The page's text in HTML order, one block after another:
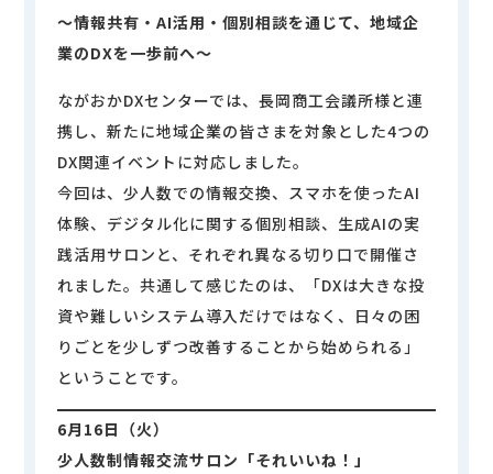
ページ
賛同団体・サポート企業様向けコンテンツの
閲覧にはログインが必要となります。IDとパ
スワードをお忘れの場合はこちら
からお問合
せください。
ログイン
サイトマップ
運営会社
個人情報保護方針
〜情報共有・AI活用・個別相談を通じて、地域企
業のDXを一歩前へ〜
ながおかDXセンターでは、長岡商工会議所様と連
携し、新たに地域企業の皆さまを対象とした4つの
DX関連イベントに対応しました。
今回は、少人数での情報交換、スマホを使ったAI
体験、デジタル化に関する個別相談、生成AIの実
践活用サロンと、それぞれ異なる切り口で開催さ
れました。共通して感じたのは、「DXは大きな投
資や難しいシステム導入だけではなく、日々の困
りごとを少しずつ改善することから始められる」
ということです。
6月16日（火）
少人数制情報交流サロン「それいいね！」